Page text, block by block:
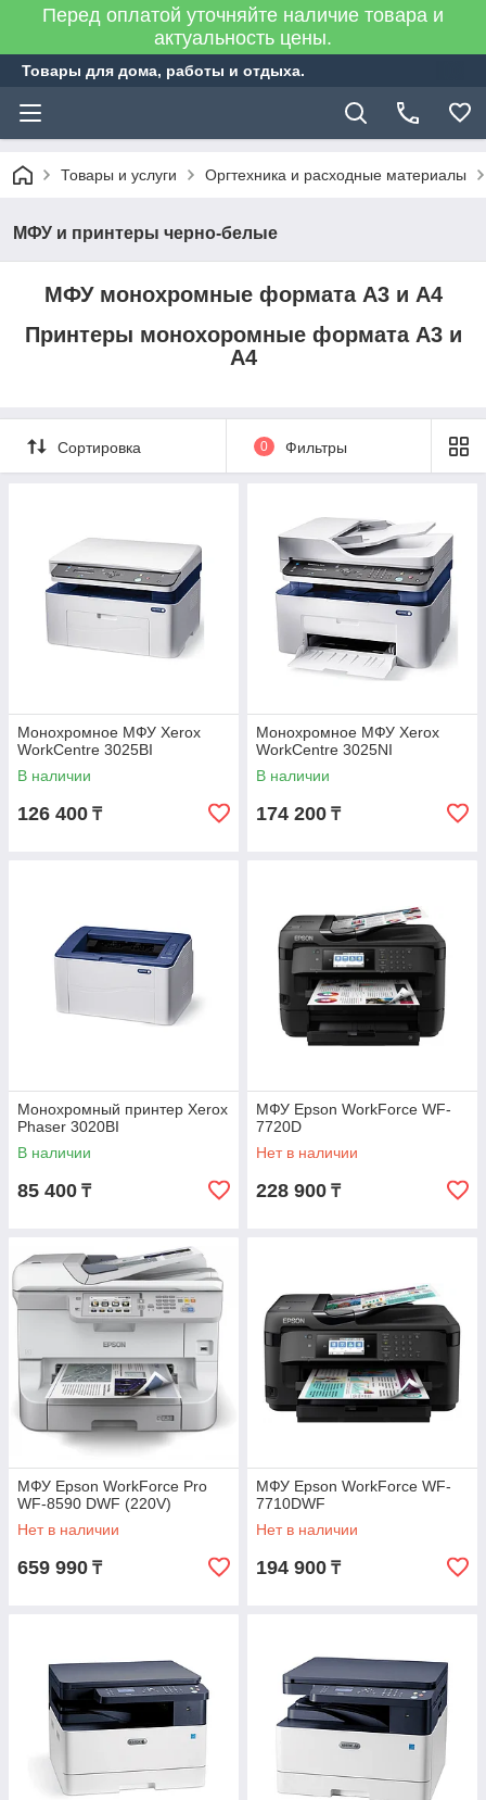
Перед оплатой уточняйте наличие товара и
актуальность цены.
Товары для дома, работы и отдыха.
Товары и услуги Оргтехника и расходные материалы
МФУ и принтеры черно-белые
МФУ монохромные формата А3 и А4
Принтеры монохоромные формата А3 и
А4
Сортировка 0 Фильтры
Монохромное МФУ Xerox
WorkCentre 3025BI
В наличии
126 400 ₸
Монохромное МФУ Xerox
WorkCentre 3025NI
В наличии
174 200 ₸
Монохромный принтер Xerox
Phaser 3020BI
В наличии
85 400 ₸
МФУ Epson WorkForce WF-
7720D
Нет в наличии
228 900 ₸
МФУ Epson WorkForce Pro
WF-8590 DWF (220V)
Нет в наличии
659 990 ₸
МФУ Epson WorkForce WF-
7710DWF
Нет в наличии
194 900 ₸